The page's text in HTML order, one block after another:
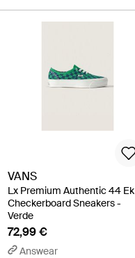
VANS
Lx Premium Authentic 44 Ek
Checkerboard Sneakers -
Verde
72,99 €
Answear